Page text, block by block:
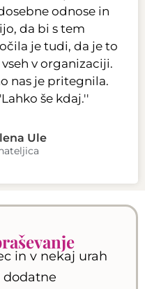
odnose in
da bi s tem
je tudi, da je to
v organizaciji.
nas je pritegnila.
še kdaj.''
Ule
in v nekaj urah
dodatne